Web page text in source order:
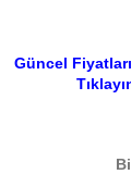
Güncel